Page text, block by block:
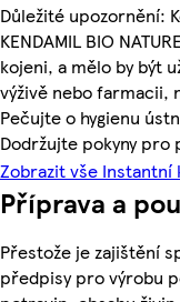
Důležité upozornění:
KENDAMIL BIO
kojeni, a mělo by být
výživě nebo farmacii,
Pečujte o hygienu
Dodržujte pokyny
Zobrazit vše Instantní
Příprava a
Přestože je zajištění
předpisy pro výrobu